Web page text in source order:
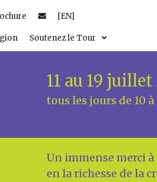
[EN]
Soutenez le Tour
11 au 19 juillet
tous les jours de 10 à
Un immense merci à
en la richesse de la